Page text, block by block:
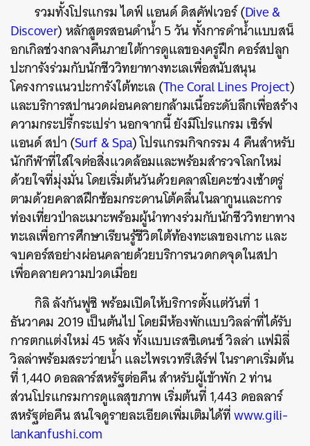
รวมทั้งโปรแกรม ไดฟ์ แอนด์ ดิสคัฟเวอร์ (Dive &
Discover) หลักสูตรสอนดำน้ำ 5 วัน ทั้งการดำน้ำแบบสน็
อกเกิลช่วงกลางคืนภายใต้การดูแลของครูฝึก คอร์สปลูก
ปะการังร่วมกับนักชีววิทยาทางทะเลเพื่อสนับสนุน
โครงการแนวปะการังใต้ทะเล (The Coral Lines Project)
และบริการสปานวดผ่อนคลายกล้ามเนื้อระดับลึกเพื่อสร้าง
ความกระปรี้กระเปร่า นอกจากนี้ ยังมีโปรแกรม เซิร์ฟ
แอนด์ สปา (Surf & Spa) โปรแกรมกิจกรรม 4 คืนสำหรับ
นักกีฬาที่ใส่ใจต่อสิ่งแวดล้อมและพร้อมสำรวจโลกใหม่
ด้วยใจที่มุ่งมั่น โดยเริ่มต้นวันด้วยคลาสโยคะช่วงเช้าตรู่
ตามด้วยคลาสฝึกซ้อมกระดานโต้คลื่นในลากูนและการ
ท่องเที่ยวป่าละเมาะพร้อมผู้นำทางร่วมกับนักชีววิทยาทาง
ทะเลเพื่อการศึกษาเรียนรู้ชีวิตใต้ท้องทะเลของเกาะ และ
จบคอร์สอย่างผ่อนคลายด้วยบริการนวดกดจุดในสปา
เพื่อคลายความปวดเมื่อย
กิลิ ลังกันฟูชิ พร้อมเปิดให้บริการตั้งแต่วันที่ 1
ธันวาคม 2019 เป็นต้นไป โดยมีห้องพักแบบวิลล่าที่ได้รับ
การตกแต่งใหม่ 45 หลัง ทั้งแบบเรสซิเดนซ์ วิลล่า แฟมิลี่
วิลล่าพร้อมสระว่ายน้ำ และไพรเวทรีเสิร์ฟ ในราคาเริ่มต้น
ที่ 1,440 ดอลลาร์สหรัฐต่อคืน สำหรับผู้เข้าพัก 2 ท่าน
ส่วนโปรแกรมการดูแลสุขภาพ เริ่มต้นที่ 1,443 ดอลลาร์
สหรัฐต่อคืน สนใจดูรายละเอียดเพิ่มเติมได้ที่www.gili-
lankanfushi.com
ค้นหา
SHARE TWEET LINE EMAIL